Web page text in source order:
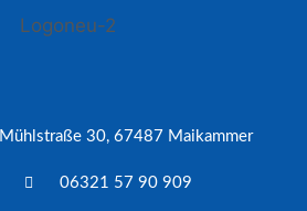
Mühlstraße 30, 67487 Maikammer
06321 57 90 909